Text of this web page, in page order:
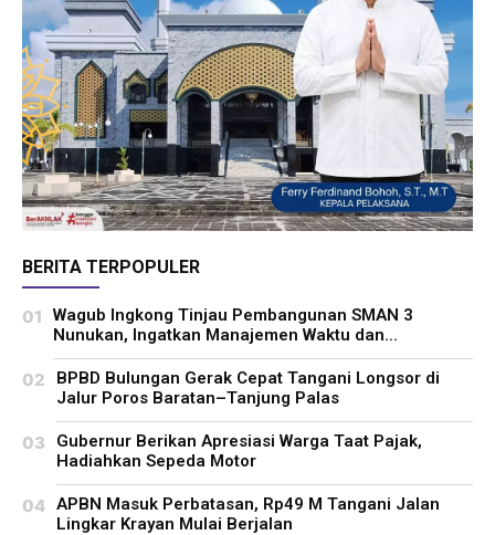
BERITA TERPOPULER
Wagub Ingkong Tinjau Pembangunan SMAN 3
Nunukan, Ingatkan Manajemen Waktu dan...
BPBD Bulungan Gerak Cepat Tangani Longsor di
Jalur Poros Baratan–Tanjung Palas
Gubernur Berikan Apresiasi Warga Taat Pajak,
Hadiahkan Sepeda Motor
APBN Masuk Perbatasan, Rp49 M Tangani Jalan
Lingkar Krayan Mulai Berjalan